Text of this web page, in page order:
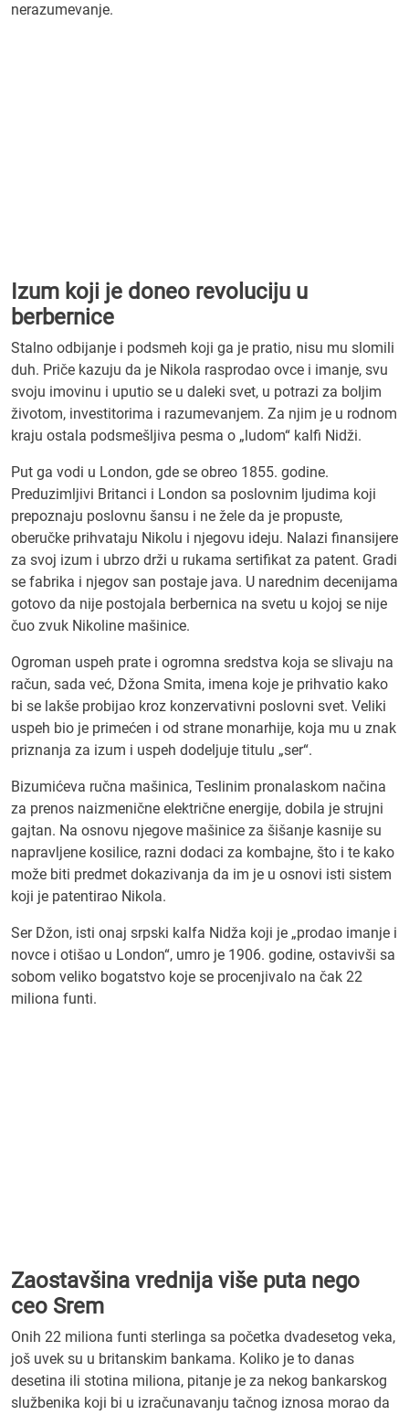
nerazumevanje.
Izum koji je doneo revoluciju u
berbernice
Stalno odbijanje i podsmeh koji ga je pratio, nisu mu slomili
duh. Priče kazuju da je Nikola rasprodao ovce i imanje, svu
svoju imovinu i uputio se u daleki svet, u potrazi za boljim
životom, investitorima i razumevanjem. Za njim je u rodnom
kraju ostala podsmešljiva pesma o „ludom“ kalfi Nidži.
Put ga vodi u London, gde se obreo 1855. godine.
Preduzimljivi Britanci i London sa poslovnim ljudima koji
prepoznaju poslovnu šansu i ne žele da je propuste,
oberučke prihvataju Nikolu i njegovu ideju. Nalazi finansijere
za svoj izum i ubrzo drži u rukama sertifikat za patent. Gradi
se fabrika i njegov san postaje java. U narednim decenijama
gotovo da nije postojala berbernica na svetu u kojoj se nije
čuo zvuk Nikoline mašinice.
Ogroman uspeh prate i ogromna sredstva koja se slivaju na
račun, sada već, Džona Smita, imena koje je prihvatio kako
bi se lakše probijao kroz konzervativni poslovni svet. Veliki
uspeh bio je primećen i od strane monarhije, koja mu u znak
priznanja za izum i uspeh dodeljuje titulu „ser“.
Bizumićeva ručna mašinica, Teslinim pronalaskom načina
za prenos naizmenične električne energije, dobila je strujni
gajtan. Na osnovu njegove mašinice za šišanje kasnije su
napravljene kosilice, razni dodaci za kombajne, što i te kako
može biti predmet dokazivanja da im je u osnovi isti sistem
koji je patentirao Nikola.
Ser Džon, isti onaj srpski kalfa Nidža koji je „prodao imanje i
novce i otišao u London“, umro je 1906. godine, ostavivši sa
sobom veliko bogatstvo koje se procenjivalo na čak 22
miliona funti.
Zaostavšina vrednija više puta nego
ceo Srem
Onih 22 miliona funti sterlinga sa početka dvadesetog veka,
još uvek su u britanskim bankama. Koliko je to danas
desetina ili stotina miliona, pitanje je za nekog bankarskog
službenika koji bi u izračunavanju tačnog iznosa morao da